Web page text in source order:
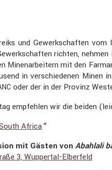
und Gewerk­schaften
richten,
Minen­ar­bei­tern mit den
in verschie­denen
oder der in der Provinz
empfehlen wir die beiden
Africa”
mit Gästen von Abahlali
3, Wuppertal-Elber­feld